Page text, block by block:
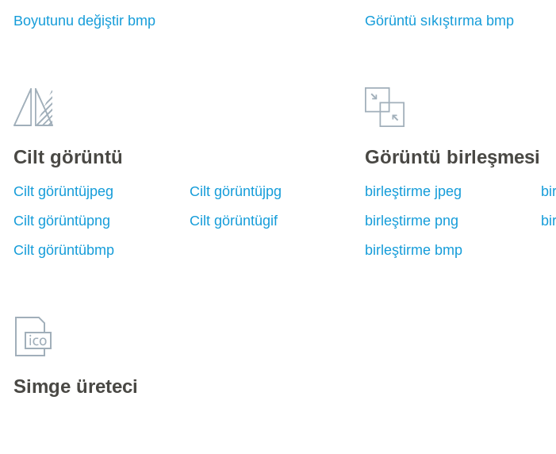
Boyutunu değiştir bmp
Görüntü sıkıştırma bmp
Cilt görüntü
Cilt görüntüjpeg
Cilt görüntüjpg
Cilt görüntüpng
Cilt görüntügif
Cilt görüntübmp
Görüntü birleşmesi
birleştirme jpeg
birleştirme png
birleştirme bmp
Simge üreteci